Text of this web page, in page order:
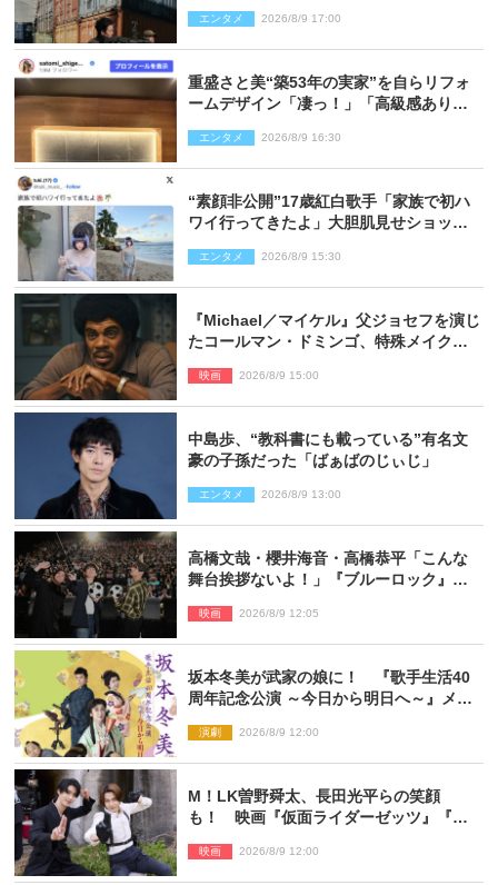
エンタメ 2026/8/9 17:00
重盛さと美“築53年の実家”を自らリフォ
ームデザイン「凄っ！」「高級感ありま
エンタメ 2026/8/9 16:30
“素顔非公開”17歳紅白歌手「家族で初ハ
ワイ行ってきたよ」大胆肌見せショット
エンタメ 2026/8/9 15:30
『Michael／マイケル』父ジョセフを演じ
たコールマン・ドミンゴ、特殊メイクに2
映画 2026/8/9 15:00
中島歩、“教科書にも載っている”有名文
豪の子孫だった「ばぁばのじぃじ」
エンタメ 2026/8/9 13:00
高橋文哉・櫻井海音・高橋恭平「こんな
舞台挨拶ないよ！」『ブルーロック』自
映画 2026/8/9 12:05
坂本冬美が武家の娘に！ 『歌手生活40
周年記念公演 ～今日から明日へ～』メイ
演劇 2026/8/9 12:00
M！LK曽野舜太、長田光平らの笑顔
も！ 映画『仮面ライダーゼッツ』『超
ショット到着
映画 2026/8/9 12:00